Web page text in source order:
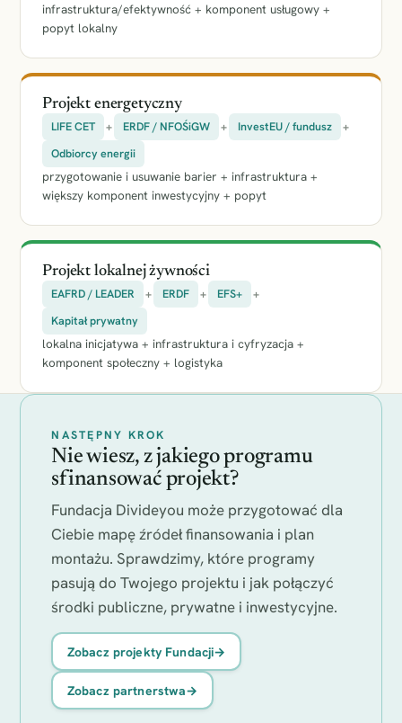
infrastruktura/efektywność + komponent usługowy +
popyt lokalny
Projekt energetyczny
LIFE CET + ERDF / NFOŚiGW + InvestEU / fundusz
+
Odbiorcy energii
przygotowanie i usuwanie barier + infrastruktura +
większy komponent inwestycyjny + popyt
Projekt lokalnej żywności
EAFRD / LEADER + ERDF + EFS+
+
Kapitał prywatny
lokalna inicjatywa + infrastruktura i cyfryzacja +
komponent społeczny + logistyka
NASTĘPNY KROK
Nie wiesz, z jakiego programu
sfinansować projekt?
Fundacja Divideyou może przygotować dla
Ciebie mapę źródeł finansowania i plan
montażu. Sprawdzimy, które programy
pasują do Twojego projektu i jak połączyć
środki publiczne, prywatne i inwestycyjne.
Zobacz projekty Fundacji→
Zobacz partnerstwa→